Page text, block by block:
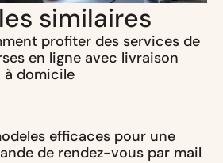
similaires
profiter des services de
en ligne avec livraison
à domicile
efficaces pour une
de rendez-vous par mail